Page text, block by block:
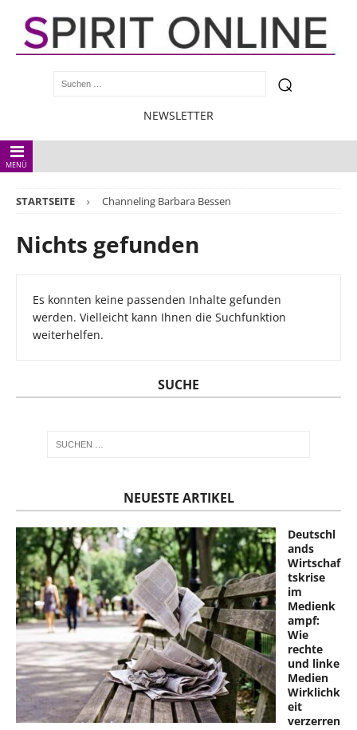
NEWSLETTER
MENÜ
STARTSEITE Channeling Barbara Bessen
Nichts gefunden
Es konnten keine passenden Inhalte gefunden
werden. Vielleicht kann Ihnen die Suchfunktion
weiterhelfen.
SUCHE
NEUESTE ARTIKEL
Deutschl
ands
Wirtschaf
tskrise
im
Medienk
ampf:
Wie
rechte
und linke
Medien
Wirklichk
eit
verzerren